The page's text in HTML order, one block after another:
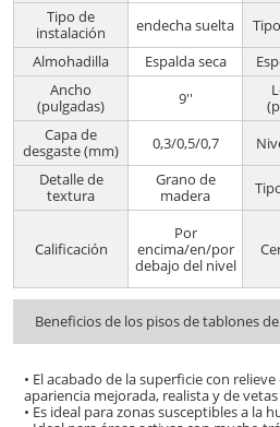
Tipo de
instalación
endecha suelta
Almohadilla
Espalda seca
Ancho
(pulgadas)
9''
Capa de
desgaste (mm)
0,3/0,5/0,7
Detalle de
textura
Grano de
madera
Calificación
Por
encima/en/por
debajo del nivel
Beneficios de los pisos de tablones
• El acabado de la superficie con
apariencia mejorada, realista y de
• Es ideal para zonas susceptibles a la